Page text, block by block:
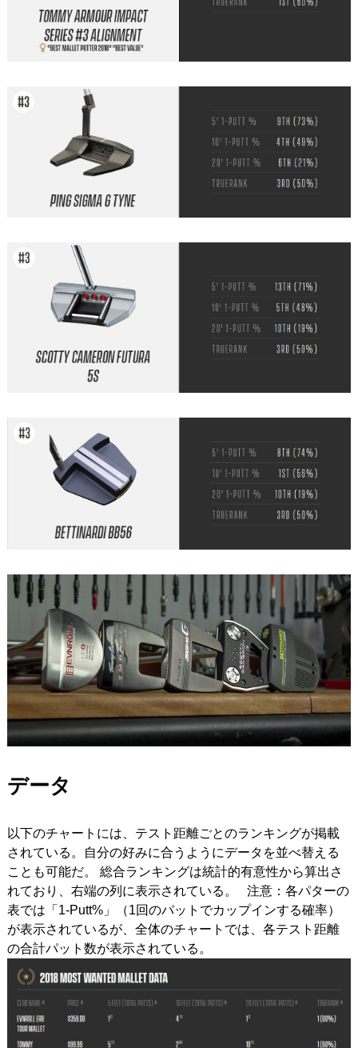
データ
以下のチャートには、テスト距離ごとのランキングが掲載
されている。自分の好みに合うようにデータを並べ替える
ことも可能だ。 総合ランキングは統計的有意性から算出さ
れており、右端の列に表示されている。 注意：各パターの
表では「1-Putt%」（1回のパットでカップインする確率）
が表示されているが、全体のチャートでは、各テスト距離
の合計パット数が表示されている。